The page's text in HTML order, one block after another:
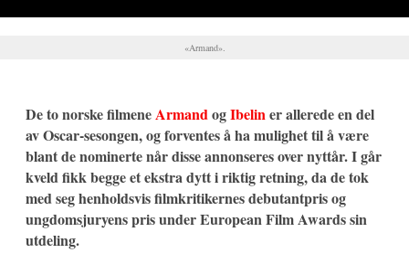
«Armand».
De to norske filmeneArmandogIbeliner allerede en del
av Oscar-sesongen, og forventes å ha mulighet til å være
blant de nominerte når disse annonseres over nyttår. I går
kveld fikk begge et ekstra dytt i riktig retning, da de tok
med seg henholdsvis filmkritikernes debutantpris og
ungdomsjuryens pris under European Film Awards sin
utdeling.